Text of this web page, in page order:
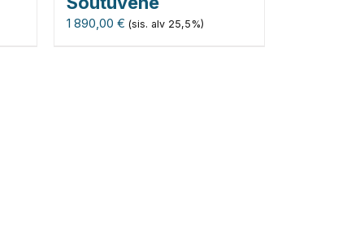
1 890,00 € (sis. alv 25,5%)